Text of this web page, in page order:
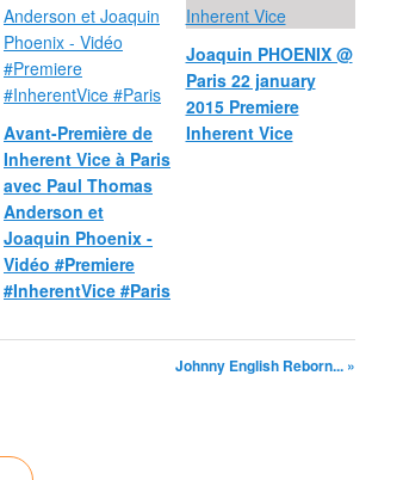
Avant-Première de
Inherent Vice à Paris
avec Paul Thomas
Anderson et
Joaquin Phoenix -
Vidéo #Premiere
#InherentVice #Paris
Joaquin PHOENIX @
Paris 22 january
2015 Premiere
Inherent Vice
Johnny English Reborn... »